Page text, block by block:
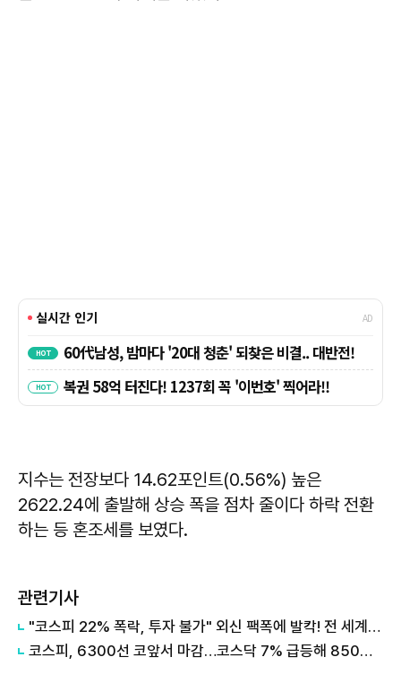
지수는 전장보다 14.62포인트(0.56%) 높은
2622.24에 출발해 상승 폭을 점차 줄이다 하락 전환
하는 등 혼조세를 보였다.
관련기사
"코스피 22% 폭락, 투자 불가" 외신 팩폭에 발칵! 전 세계 가전 92% 멈출 '희토류 부식' 시나리오
코스피, 6300선 코앞서 마감…코스닥 7% 급등해 850선 안착